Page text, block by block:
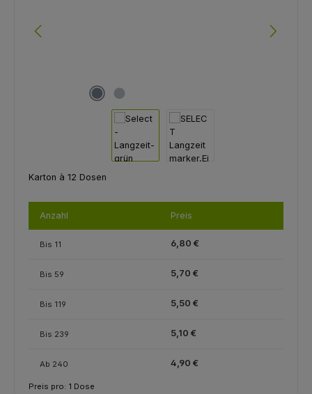
Karton à 12 Dosen
Anzahl Preis
Bis 11 6,80 €
Bis 59 5,70 €
Bis 119 5,50 €
Bis 239 5,10 €
Ab 240 4,90 €
Preis pro: 1 Dose